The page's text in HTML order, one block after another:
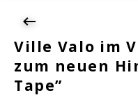
neuen
Album
"Tears
Tape"
Ville Valo im
zum neuen
Tape”